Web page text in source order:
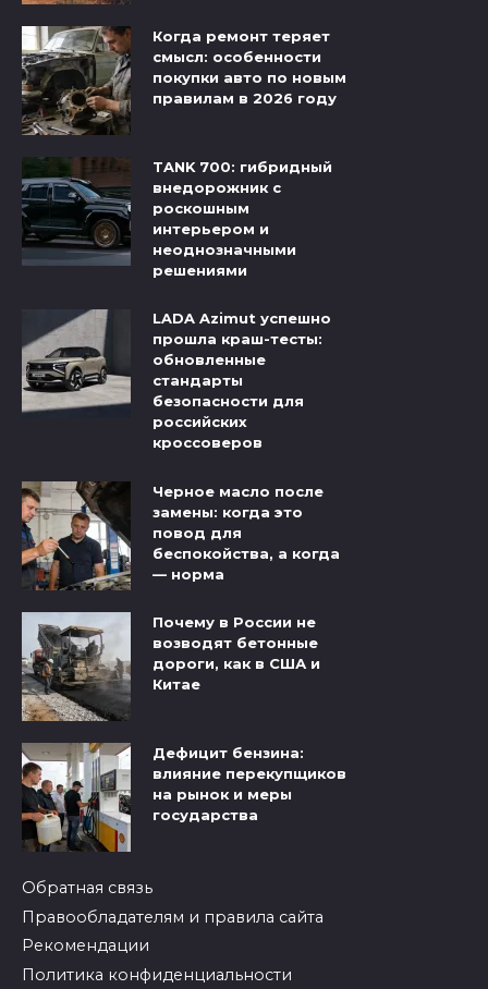
Когда ремонт теряет
смысл: особенности
покупки авто по новым
правилам в 2026 году
TANK 700: гибридный
внедорожник с
роскошным
интерьером и
неоднозначными
решениями
LADA Azimut успешно
прошла краш-тесты:
обновленные
стандарты
безопасности для
российских
кроссоверов
Черное масло после
замены: когда это
повод для
беспокойства, а когда
— норма
Почему в России не
возводят бетонные
дороги, как в США и
Китае
Дефицит бензина:
влияние перекупщиков
на рынок и меры
государства
Обратная связь
Правообладателям и правила сайта
Рекомендации
Политика конфиденциальности